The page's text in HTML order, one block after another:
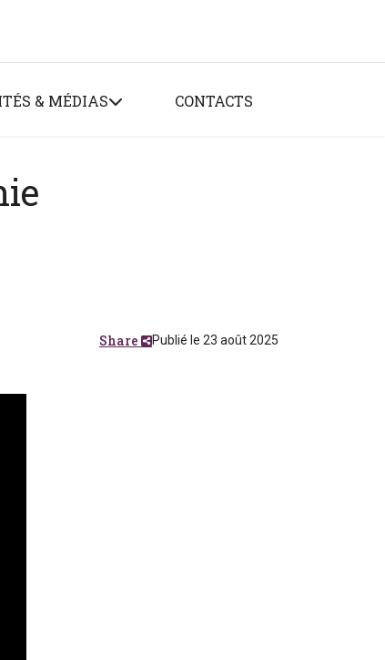
& MÉDIAS CONTACTS
Publié le 23 août 2025
Share